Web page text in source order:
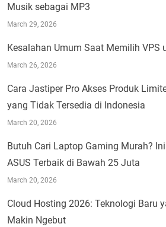
Musik sebagai MP3
March 29, 2026
Kesalahan Umum Saat Memilih VPS
March 26, 2026
Cara Jastiper Pro Akses Produk
yang Tidak Tersedia di Indonesia
March 20, 2026
Butuh Cari Laptop Gaming Murah?
ASUS Terbaik di Bawah 25 Juta
March 20, 2026
Cloud Hosting 2026: Teknologi Baru
Makin Ngebut